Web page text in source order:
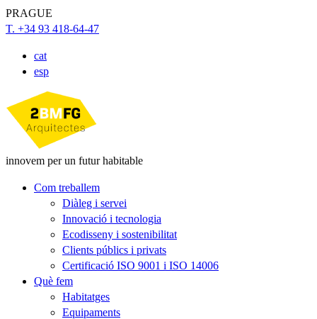
PRAGUE
T. +34 93 418-64-47
cat
esp
innovem per un futur habitable
Com treballem
Diàleg i servei
Innovació i tecnologia
Ecodisseny i sostenibilitat
Clients públics i privats
Certificació ISO 9001 i ISO 14006
Què fem
Habitatges
Equipaments